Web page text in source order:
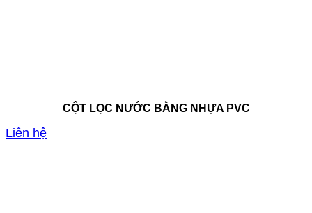
CỘT LỌC NƯỚC BẰNG NHỰA PVC
Liên hệ